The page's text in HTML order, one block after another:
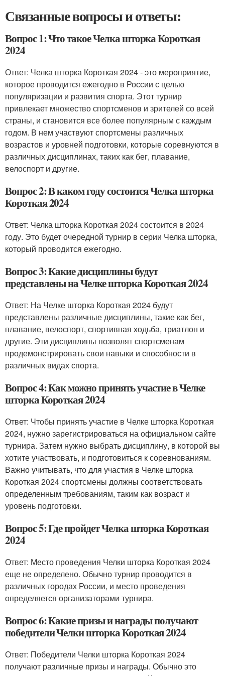
Связанные вопросы и ответы:
Вопрос 1: Что такое Челка шторка Короткая
2024
Ответ: Челка шторка Короткая 2024 - это мероприятие,
которое проводится ежегодно в России с целью
популяризации и развития спорта. Этот турнир
привлекает множество спортсменов и зрителей со всей
страны, и становится все более популярным с каждым
годом. В нем участвуют спортсмены различных
возрастов и уровней подготовки, которые соревнуются в
различных дисциплинах, таких как бег, плавание,
велоспорт и другие.
Вопрос 2: В каком году состоится Челка шторка
Короткая 2024
Ответ: Челка шторка Короткая 2024 состоится в 2024
году. Это будет очередной турнир в серии Челка шторка,
который проводится ежегодно.
Вопрос 3: Какие дисциплины будут
представлены на Челке шторка Короткая 2024
Ответ: На Челке шторка Короткая 2024 будут
представлены различные дисциплины, такие как бег,
плавание, велоспорт, спортивная ходьба, триатлон и
другие. Эти дисциплины позволят спортсменам
продемонстрировать свои навыки и способности в
различных видах спорта.
Вопрос 4: Как можно принять участие в Челке
шторка Короткая 2024
Ответ: Чтобы принять участие в Челке шторка Короткая
2024, нужно зарегистрироваться на официальном сайте
турнира. Затем нужно выбрать дисциплину, в которой вы
хотите участвовать, и подготовиться к соревнованиям.
Важно учитывать, что для участия в Челке шторка
Короткая 2024 спортсмены должны соответствовать
определенным требованиям, таким как возраст и
уровень подготовки.
Вопрос 5: Где пройдет Челка шторка Короткая
2024
Ответ: Место проведения Челки шторка Короткая 2024
еще не определено. Обычно турнир проводится в
различных городах России, и место проведения
определяется организаторами турнира.
Вопрос 6: Какие призы и награды получают
победители Челки шторка Короткая 2024
Ответ: Победители Челки шторка Короткая 2024
получают различные призы и награды. Обычно это